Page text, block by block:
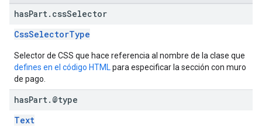
hasPart. cssSelector
CssSelectorType
Selector de CSS que hace referencia al nombre de la clase que
defines en el código HTML para especificar la sección con muro
de pago.
hasPart. @type
Text